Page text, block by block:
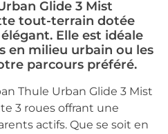
Glide 3 Mist
tout-terrain dotée
Elle est idéale
en milieu urbain ou les
parcours préféré.
Thule Urban Glide 3 Mist
3 roues offrant une
actifs. Que se soit en